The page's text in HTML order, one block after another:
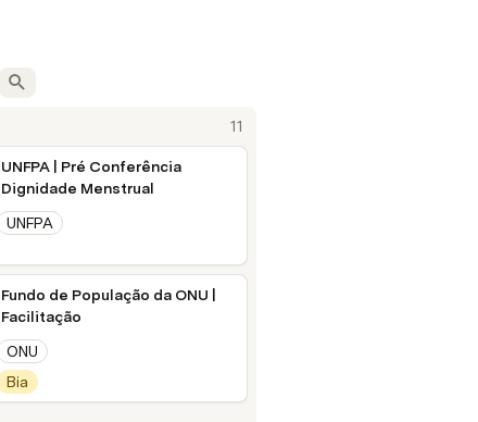
11
UNFPA | Pré Conferência
Dignidade Menstrual
UNFPA
Fundo de População da ONU |
Facilitação
ONU
Bia